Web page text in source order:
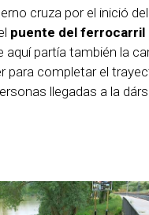
cruza por el inició
puente del ferrocarril
aquí partía también la
para completar el
llegadas a la